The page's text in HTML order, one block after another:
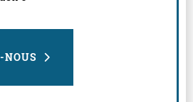
NOUS